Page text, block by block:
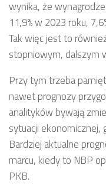
wynika, że
11,9% w 2023 roku,
Tak więc jest to
stopniowym, dalszym
Przy tym trzeba
nawet prognozy
analityków bywają
sytuacji ekonomicznej,
Bardziej aktualne
marcu, kiedy to NBP
PKB.